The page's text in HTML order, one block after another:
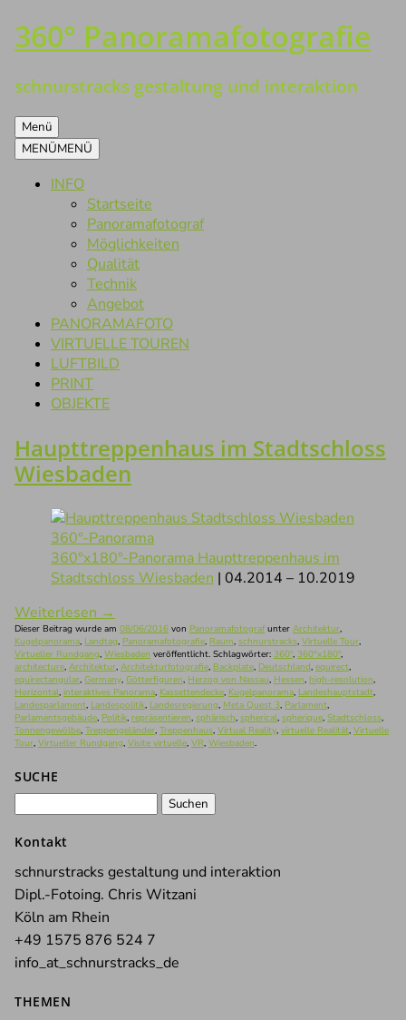
Zum
Inhalt
360° Panoramafotografie
schnurstracks gestaltung und interaktion
Menü
MENÜMENÜ
INFO
Startseite
Panoramafotograf
Möglichkeiten
Qualität
Technik
Angebot
PANORAMAFOTO
VIRTUELLE TOUREN
LUFTBILD
PRINT
OBJEKTE
Haupttreppenhaus im Stadtschloss
Wiesbaden
360°x180°-Panorama Haupttreppenhaus im
Stadtschloss Wiesbaden | 04.2014 – 10.2019
Weiterlesen →
Dieser Beitrag wurde am 08/06/2016 von Panoramafotografunter Architektur,
Kugelpanorama, Landtag, Panoramafotografie, Raum, schnurstracks, Virtuelle Tour,
Virtueller Rundgang, Wiesbaden veröffentlicht. Schlagwörter: 360°, 360°x180°,
architecture, Architektur, Architekturfotografie, Backplate, Deutschland, equirect,
equirectangular, Germany, Götterfiguren, Herzog von Nassau, Hessen, high-resolution,
Horizontal, interaktives Panorama, Kassettendecke, Kugelpanorama, Landeshauptstadt,
Landesparlament, Landespolitik, Landesregierung, Meta Quest 3, Parlament,
Parlamentsgebäude, Politik, repräsentieren, sphärisch, spherical, spherique, Stadtschloss,
Tonnengewölbe, Treppengeländer, Treppenhaus, Virtual Reality, virtuelle Realität, Virtuelle
Tour, Virtueller Rundgang, Visite virtuelle, VR, Wiesbaden.
SUCHE
Kontakt
schnurstracks gestaltung und interaktion
Dipl.-Fotoing. Chris Witzani
Köln am Rhein
+49 1575 876 524 7
info_at_schnurstracks_de
THEMEN